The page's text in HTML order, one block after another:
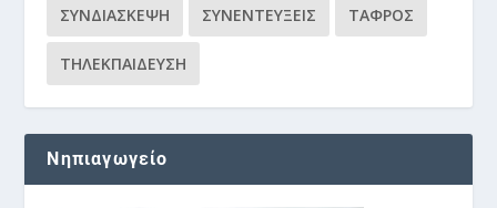
ΣΥΝΔΙΆΣΚΕΨΗ ΣΥΝΕΝΤΕΎΞΕΙΣ ΤΆΦΡΟΣ
ΤΗΛΕΚΠΑΊΔΕΥΣΗ
Νηπιαγωγείο